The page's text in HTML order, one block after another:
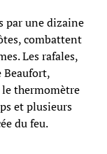
par une dizaine
combattent
Les rafales,
Beaufort,
thermomètre
et plusieurs
du feu.